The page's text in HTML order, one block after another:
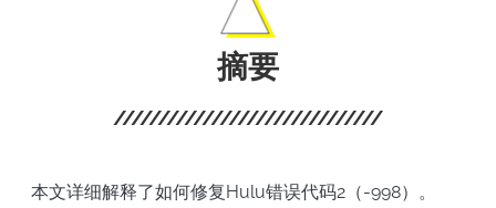
摘要
本文详细解释了如何修复Hulu错误代码2（-998）。